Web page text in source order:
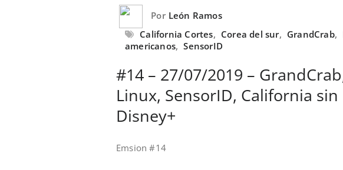
Por León Ramos
California Cortes, Corea del sur, GrandCrab,
americanos, SensorID
#14 – 27/07/2019 –
Linux, SensorID, California sin
Disney+
Emsion #14